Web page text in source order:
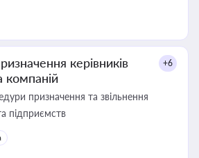
керівників
компаній
+6
призначення та звільнення
підприємств